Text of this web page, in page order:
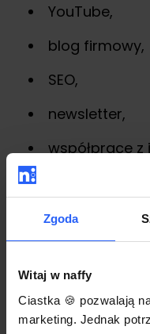
Zgoda
Witaj w naffy
Ciastka 🍪 pozwalają
marketing. Jednak
YouTube,
blog firmowy,
SEO,
newsletter,
współprace
Celem jest
strony z
Pobranie ebooka
Odbiorca trafia na